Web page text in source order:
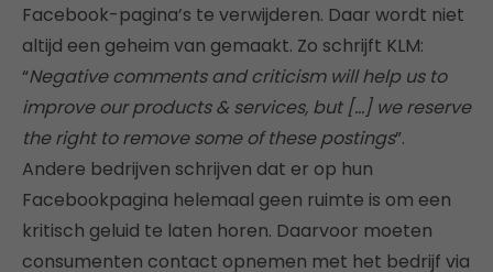
Facebook-pagina’s te verwijderen. Daar wordt niet
altijd een geheim van gemaakt. Zo schrijft KLM:
“Negative comments and criticism will help us to
improve our products & services, but […] we reserve
the right to remove some of these postings”.
Andere bedrijven schrijven dat er op hun
Facebookpagina helemaal geen ruimte is om een
kritisch geluid te laten horen. Daarvoor moeten
consumenten contact opnemen met het bedrijf via